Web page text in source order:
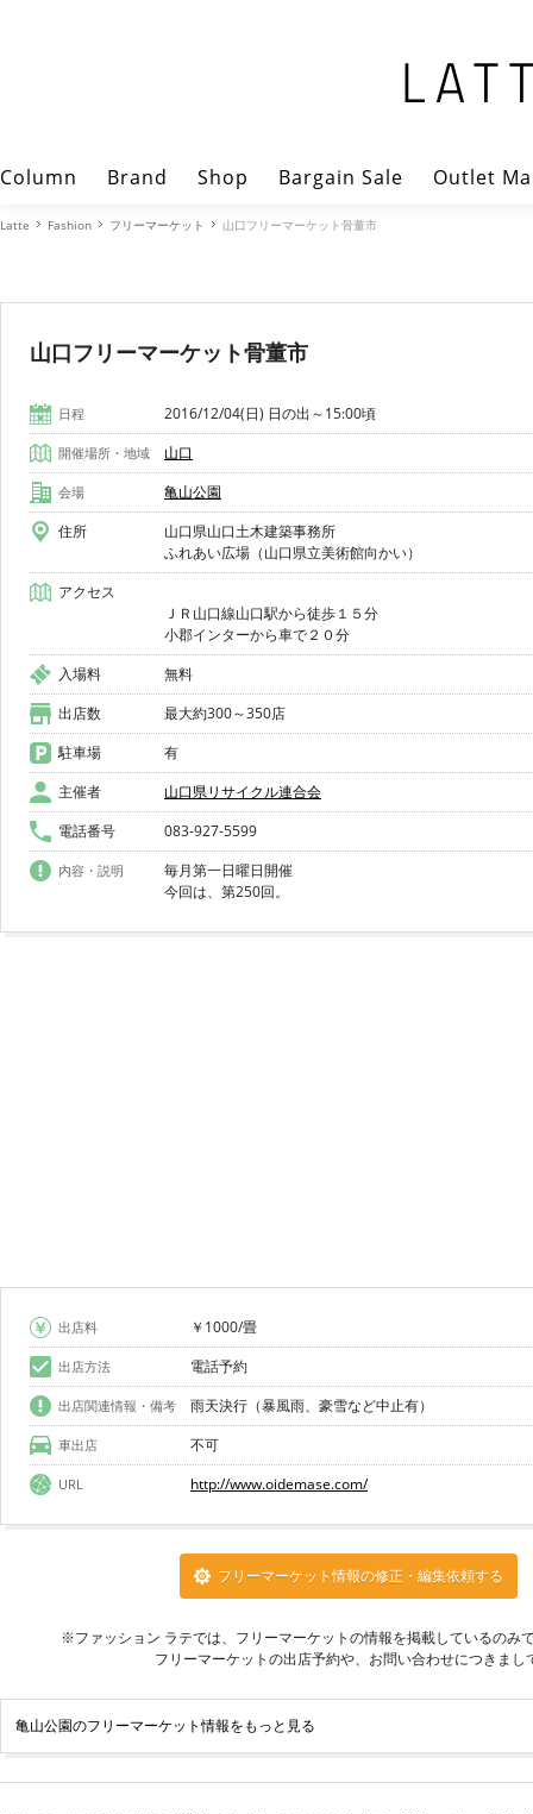
Column Brand Shop Bargain Sale Outlet
Latte Fashion フリーマーケット 山口フリーマーケット骨董市
山口フリーマーケット骨董市
日程 2016/12/04(日) 日の出～15:00頃
開催場所・地域 山口
会場
亀山公園
住所
山口県山口土木建築事務所
ふれあい広場（山口県立美術館向かい）
アクセス
ＪＲ山口線山口駅から徒歩１５分
入場料
無料
出店数
最大約300～350店
駐車場
有
主催者
山口県リサイクル連合会
電話番号
083-927-5599
内容・説明
毎月第一日曜日開催
今回は、第250回。
出店料 ￥1000/畳
出店方法 電話予約
出店関連情報・備考 雨天決行（暴風雨、豪雪など中止有）
車出店 不可
URL http://www.oidemase.com/
フリーマーケット情報の修正・編集依頼する
※ファッション ラテでは、フリーマーケットの情報を掲載しているのみ
フリーマーケットの出店予約や、お問い合わせにつきま
亀山公園のフリーマーケット情報をもっと見る